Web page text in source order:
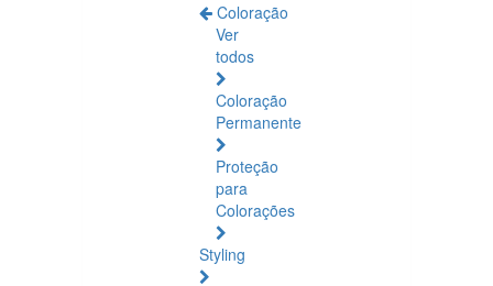
Coloração
Ver
todos
Coloração
Permanente
Proteção
para
Colorações
Styling